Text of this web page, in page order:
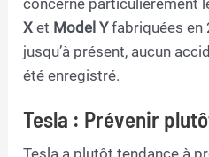
X et Model Yfabriquées en
jusqu’à présent, aucun
été enregistré.
Tesla : Prévenir
Tesla a plutôt tendance à